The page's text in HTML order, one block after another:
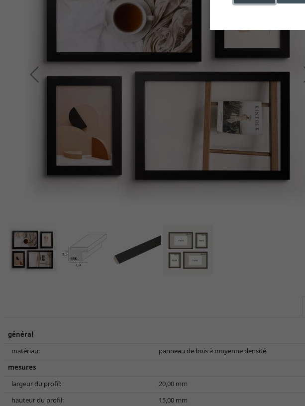
Retour
général
matériau:
panneau de bois à moyenne densité
mesures
largeur du profil:
20,00 mm
hauteur du profil:
15,00 mm